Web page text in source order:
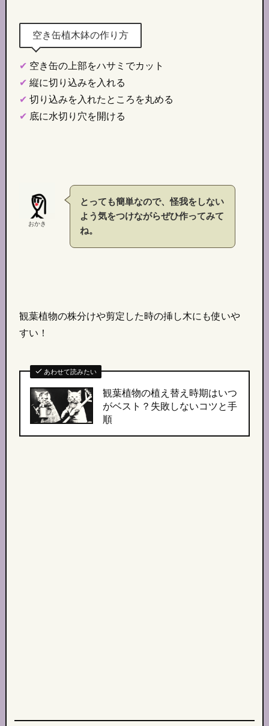
空き缶植木鉢の作り方
✔︎ 空き缶の上部をハサミでカット
✔︎ 縦に切り込みを入れる
✔︎ 切り込みを入れたところを丸める
✔︎ 底に水切り穴を開ける
おかき
とっても簡単なので、怪我をしない
よう気をつけながらぜひ作ってみて
ね。
観葉植物の株分けや剪定した時の挿し木にも使いや
すい！
あわせて読みたい
観葉植物の植え替え時期はいつ
がベスト？ 失敗しないコツと手
順